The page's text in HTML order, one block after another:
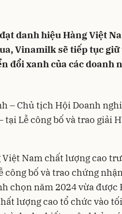
danh hiệu Hàng Việt
Vinamilk sẽ tiếp tục
đổi xanh của các doanh
– Chủ tịch Hội Doanh
Lễ công bố và trao giải
Nam chất lượng cao
bố và trao chứng nhận
chọn năm 2024 vừa được
lượng cao tổ chức vào